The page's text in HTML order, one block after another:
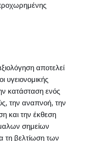
αποτελεί
υγειονομικής
κατάσταση ενός
την αναπνοή, την
και την έκθεση
σημείων
τη βελτίωση των